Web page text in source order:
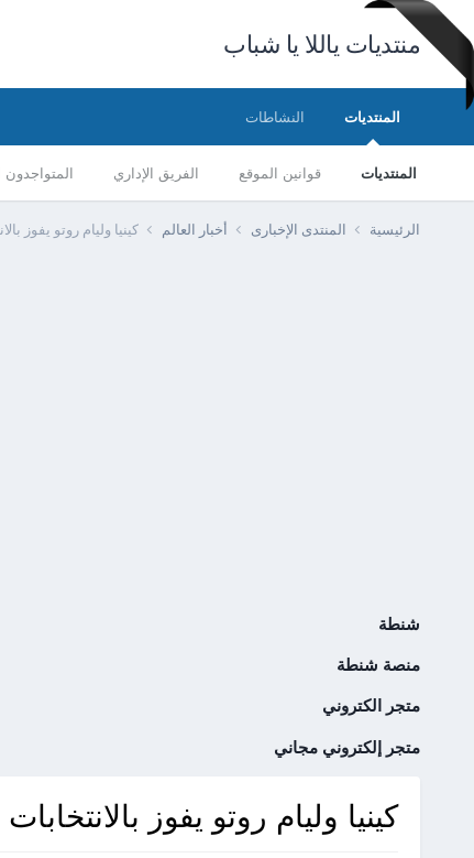
منتديات ياللا يا شباب
المنتديات
المنتديات قوانين الموقع الفريق الإداري المتواجدون
النشاطات
الرئيسية المنتدى الإخبارى أخبار العالم كينيا وليام روتو يفوز
شنطة
منصة شنطة
متجر الكتروني
متجر إلكتروني مجاني
كينيا وليام روتو يفوز